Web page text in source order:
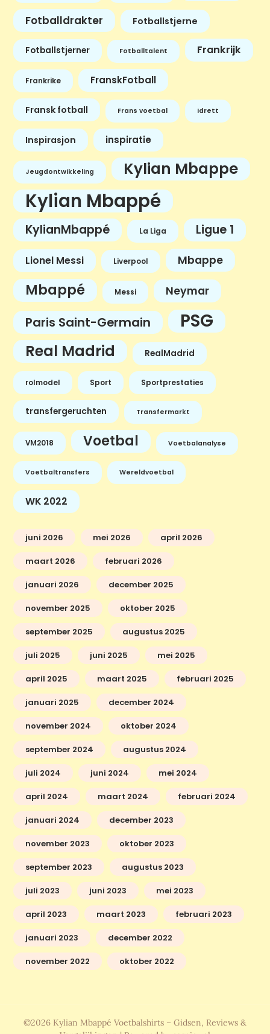
Fotballdrakter Fotballstjerne
Fotballstjerner Fotballtalent Frankrijk
Frankrike FranskFotball
Fransk fotball Frans voetbal Idrett
Inspirasjon inspiratie
Jeugdontwikkeling Kylian Mbappe
Kylian Mbappé
KylianMbappé La Liga Ligue 1
Lionel Messi Liverpool Mbappe
Mbappé Messi Neymar
Paris Saint-Germain PSG
Real Madrid RealMadrid
rolmodel Sport Sportprestaties
transfergeruchten Transfermarkt
VM2018 Voetbal Voetbalanalyse
Voetbaltransfers Wereldvoetbal
WK 2022
juni 2026 mei 2026 april 2026
maart 2026 februari 2026
januari 2026 december 2025
november 2025 oktober 2025
september 2025 augustus 2025
juli 2025 juni 2025 mei 2025
april 2025 maart 2025 februari 2025
januari 2025 december 2024
november 2024 oktober 2024
september 2024 augustus 2024
juli 2024 juni 2024 mei 2024
april 2024 maart 2024 februari 2024
januari 2024 december 2023
november 2023 oktober 2023
september 2023 augustus 2023
juli 2023 juni 2023 mei 2023
april 2023 maart 2023 februari 2023
januari 2023 december 2022
november 2022 oktober 2022
©2026 Kylian Mbappé Voetbalshirts – Gidsen, Reviews &